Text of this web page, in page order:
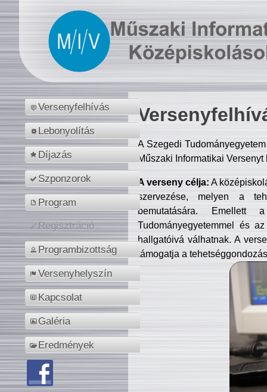
Versenyfelhívás
Lebonyolítás
Díjazás
Szponzorok
Program
Regisztráció
Programbizottság
Versenyhelyszín
Kapcsolat
Galéria
Eredmények
A Szegedi
Műszaki Informatikai
A verseny célja: A
szervezése, melyen a
bemutatására. Emellett
Tudományegyetemmel és
hallgatóivá válhatnak. A
támogatja a